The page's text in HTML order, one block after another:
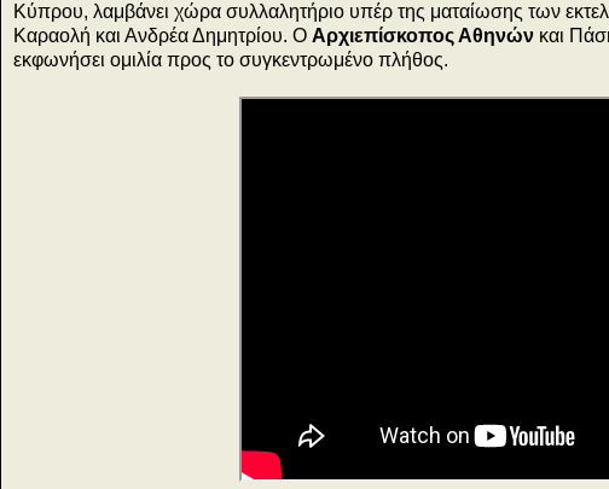
Κύπρου, λαμβάνει χώρα συλλαλητήριο υπέρ της ματαίωσης των
Καραολή και Ανδρέα Δημητρίου. Ο Αρχιεπίσκοπος Αθηνών και
εκφωνήσει ομιλία προς το συγκεντρωμένο πλήθος.